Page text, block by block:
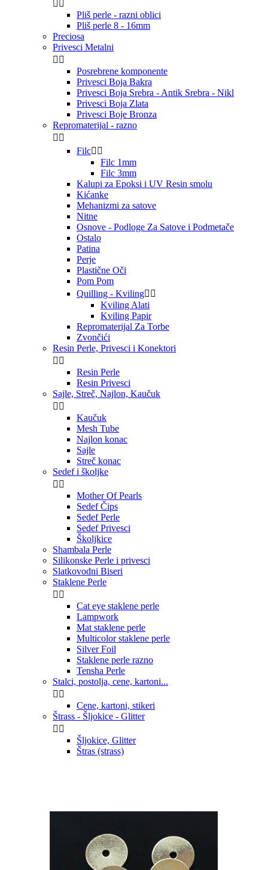
 
Pliš perle - razni oblici
Pliš perle 8 - 16mm
Preciosa
Privesci Metalni
 
Posrebrene komponente
Privesci Boja Bakra
Privesci Boja Srebra - Antik Srebra - Nikl
Privesci Boja Zlata
Privesci Boje Bronza
Repromaterijal - razno
 
Filc 
Filc 1mm
Filc 3mm
Kalupi za Epoksi i UV Resin smolu
Kićanke
Mehanizmi za satove
Nitne
Osnove - Podloge Za Satove i Podmetače
Ostalo
Patina
Perje
Plastične Oči
Pom Pom
Quilling - Kviling 
Kviling Alati
Kviling Papir
Repromaterijal Za Torbe
Zvončići
Resin Perle, Privesci i Konektori
 
Resin Perle
Resin Privesci
Sajle, Streč, Najlon, Kaučuk
 
Kaučuk
Mesh Tube
Najlon konac
Sajle
Streč konac
Sedef i školjke
 
Mother Of Pearls
Sedef Čips
Sedef Perle
Sedef Privesci
Školjkice
Shambala Perle
Silikonske Perle i privesci
Slatkovodni Biseri
Staklene Perle
 
Cat eye staklene perle
Lampwork
Mat staklene perle
Multicolor staklene perle
Silver Foil
Staklene perle razno
Tensha Perle
Stalci, postolja, cene, kartoni...
 
Cene, kartoni, stikeri
Štrass - Šljokice - Glitter
 
Šljokice, Glitter
Štras (strass)